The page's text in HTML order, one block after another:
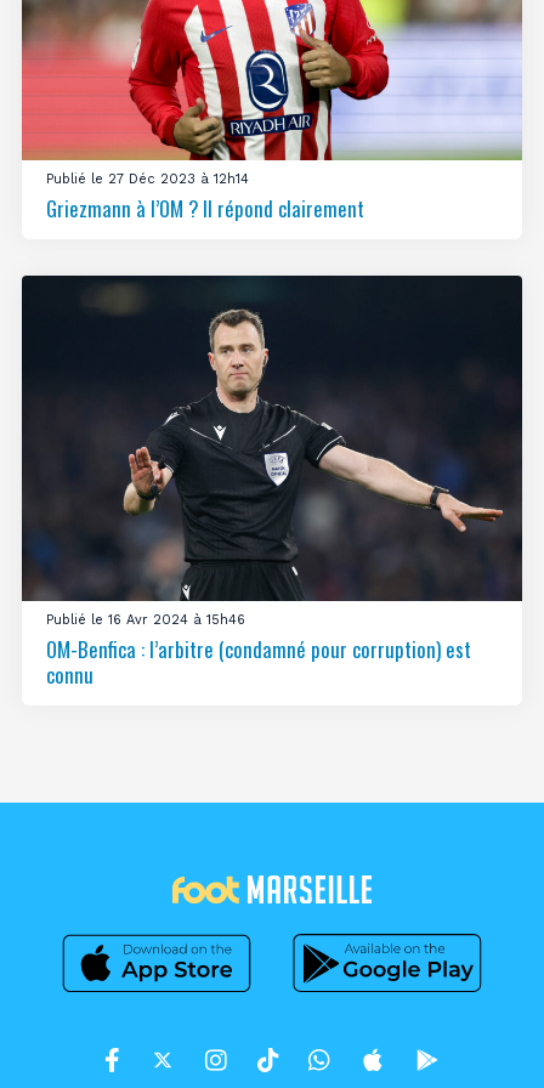
Publié le 27 Déc 2023 à 12h14
Griezmann à l’OM ? Il répond clairement
Publié le 16 Avr 2024 à 15h46
OM-Benfica : l’arbitre (condamné pour corruption) est
connu